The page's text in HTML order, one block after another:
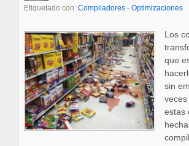
Etiquetado con: Compiladores- Optimizaciones
Los
que
sin
estas